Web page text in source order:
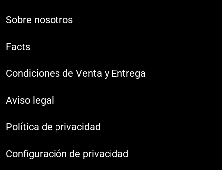
Sobre nosotros
Facts
Condiciones de Venta y Entrega
Aviso legal
Política de privacidad
Configuración de privacidad